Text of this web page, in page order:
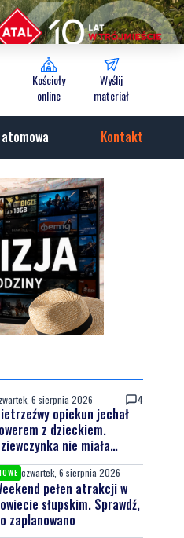
Kościoły
online
Wyślij
materiał
Kontakt
6 sierpnia 2026 4
opiekun jechał
z dzieckiem.
nie miała
czwartek, 6 sierpnia 2026
pełen atrakcji w
słupskim. Sprawdź,
zaplanowano